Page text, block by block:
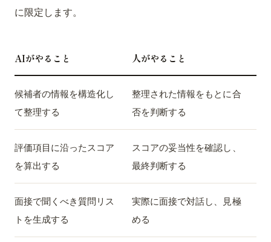
に限定します。
AIがやること 人がやること
候補者の情報を構造化し
て整理する
整理された情報をもとに合
否を判断する
評価項目に沿ったスコア
を算出する
スコアの妥当性を確認し、
最終判断する
面接で聞くべき質問リス
トを生成する
実際に面接で対話し、見極
める